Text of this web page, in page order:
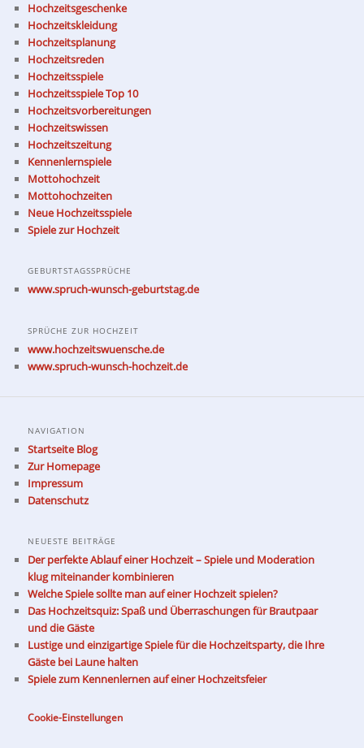
Hochzeitsgeschenke
Hochzeitskleidung
Hochzeitsplanung
Hochzeitsreden
Hochzeitsspiele
Hochzeitsspiele Top 10
Hochzeitsvorbereitungen
Hochzeitswissen
Hochzeitszeitung
Kennenlernspiele
Mottohochzeit
Mottohochzeiten
Neue Hochzeitsspiele
Spiele zur Hochzeit
GEBURTSTAGSSPRÜCHE
www.spruch-wunsch-geburtstag.de
SPRÜCHE ZUR HOCHZEIT
www.hochzeitswuensche.de
www.spruch-wunsch-hochzeit.de
NAVIGATION
Startseite Blog
Zur Homepage
Impressum
Datenschutz
NEUESTE BEITRÄGE
Der perfekte Ablauf einer Hochzeit – Spiele und Moderation
klug miteinander kombinieren
Welche Spiele sollte man auf einer Hochzeit spielen?
Das Hochzeitsquiz: Spaß und Überraschungen für Brautpaar
und die Gäste
Lustige und einzigartige Spiele für die Hochzeitsparty, die Ihre
Gäste bei Laune halten
Spiele zum Kennenlernen auf einer Hochzeitsfeier
Cookie-Einstellungen